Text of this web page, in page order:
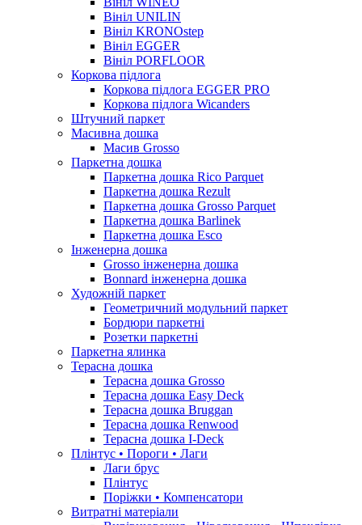
Вініл UNILIN
Вініл KRONOstep
Вініл EGGER
Вініл PORFLOOR
Коркова підлога
Коркова підлога EGGER PRO
Коркова підлога Wicanders
Штучний паркет
Масивна дошка
Масив Grosso
Паркетна дошка
Паркетна дошка Rico Parquet
Паркетна дошка Rezult
Паркетна дошка Grosso Parquet
Паркетна дошка Barlinek
Паркетна дошка Esco
Інженерна дошка
Grosso інженерна дошка
Bonnard інженерна дошка
Художній паркет
Геометричний модульний паркет
Бордюри паркетні
Розетки паркетні
Паркетна ялинка
Терасна дошка
Терасна дошка Grosso
Терасна дошка Easy Deck
Терасна дошка Bruggan
Терасна дошка Renwood
Терасна дошка I-Deck
Плінтус • Пороги • Лаги
Лаги брус
Плінтус
Поріжки • Компенсатори
Витратні матеріали